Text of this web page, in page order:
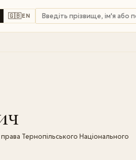
🇬🇧EN
Тернопільського Національного